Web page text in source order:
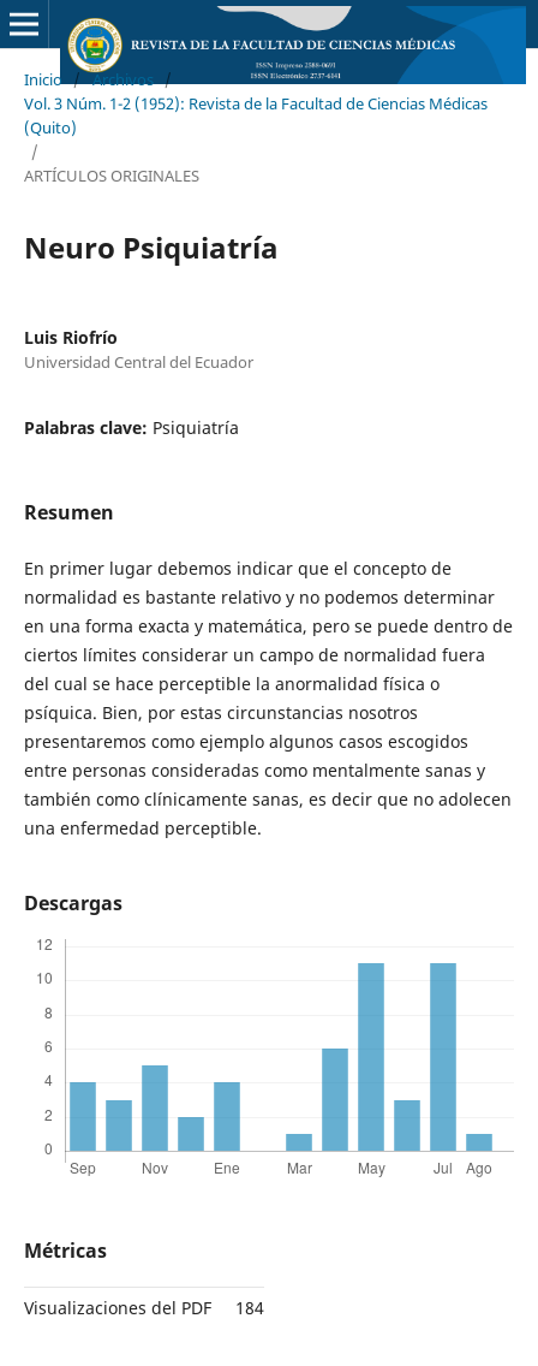
Inicio / Archivos /
Vol. 3 Núm. 1-2 (1952): Revista de la Facultad de Ciencias Médicas
(Quito)
/
ARTÍCULOS ORIGINALES
Neuro Psiquiatría
Luis Riofrío
Universidad Central del Ecuador
Palabras clave: Psiquiatría
Resumen
En primer lugar debemos indicar que el concepto de
normalidad es bastante relativo y no podemos determinar
en una forma exacta y matemática, pero se puede dentro de
ciertos límites considerar un campo de normalidad fuera
del cual se hace perceptible la anormalidad física o
psíquica. Bien, por estas circunstancias nosotros
presentaremos como ejemplo algunos casos escogidos
entre personas consideradas como mentalmente sanas y
también como clínicamente sanas, es decir que no adolecen
una enfermedad perceptible.
Descargas
Métricas
Visualizaciones del PDF 184